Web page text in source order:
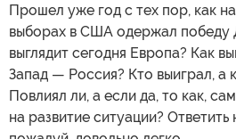
Прошел уже год с тех пор, как
выборах в США одержал победу
выглядит сегодня Европа? Как
Запад — Россия? Кто выиграл, а
Повлиял ли, а если да, то как,
на развитие ситуации? Ответить